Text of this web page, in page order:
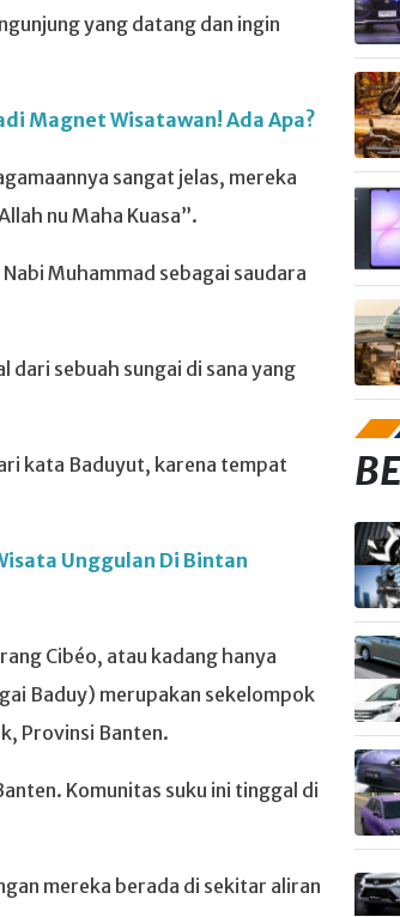
yang datang dan ingin
Magnet Wisatawan! Ada Apa?
sangat jelas, mereka
nu Maha Kuasa”.
Muhammad sebagai saudara
dari sebuah sungai di sana yang
kata Baduyut, karena tempat
Unggulan Di Bintan
Cibéo, atau kadang hanya
Baduy) merupakan sekelompok
Provinsi Banten.
Komunitas suku ini tinggal di
mereka berada di sekitar aliran